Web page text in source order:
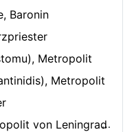
Baronin
Metropolit
Metropolit
Leningrad und Novgorod